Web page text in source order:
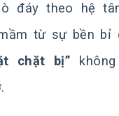
đáy theo hệ
từ sự bền bỉ
chặt bị”